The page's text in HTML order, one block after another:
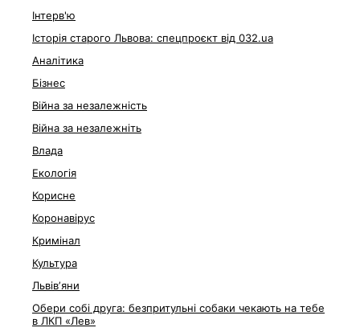
Інтерв'ю
Історія старого Львова: спецпроєкт від 032.ua
Аналітика
Бізнес
Війна за незалежність
Війна за незалежніть
Влада
Екологія
Корисне
Коронавірус
Кримінал
Культура
Львівʼяни
Обери собі друга: безпритульні собаки чекають на тебе
в ЛКП «Лев»